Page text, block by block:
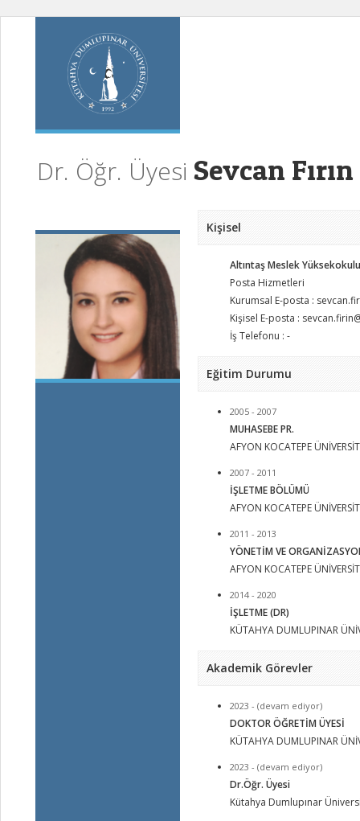
Dr. Öğr. Üyesi Sevcan Fırın
Kişisel
Altıntaş Meslek Yüksekokulu
Posta Hizmetleri
Kurumsal E-posta :
Kişisel E-posta :
İş Telefonu : -
Eğitim Durumu
2005 - 2007
MUHASEBE PR.
AFYON KOCATEPE
2007 - 2011
İŞLETME BÖLÜMÜ
AFYON KOCATEPE
2011 - 2013
YÖNETİM VE
AFYON KOCATEPE
2014 - 2020
İŞLETME (DR)
KÜTAHYA DUMLUPINAR
Akademik Görevler
2023 - (devam ediyor)
DOKTOR ÖĞRETİM ÜYESİ
KÜTAHYA DUMLUPINAR
2023 - (devam ediyor)
Dr.Öğr. Üyesi
Kütahya Dumlupınar